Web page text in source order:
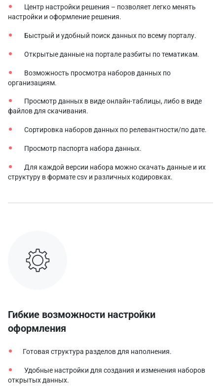
Центр настройки решения – позволяет легко менять
настройки и оформление решения.
Быстрый и удобный поиск данных по всему порталу.
Открытые данные на портале разбиты по тематикам.
Возможность просмотра наборов данных по
организациям.
Просмотр данных в виде онлайн-таблицы, либо в виде
файлов для скачивания.
Сортировка наборов данных по релевантности/по дате.
Просмотр паспорта набора данных.
Для каждой версии набора можно скачать данные и их
структуру в формате csv и различных кодировках.
Гибкие возможности настройки
оформления
Готовая структура разделов для наполнения.
Удобные настройки для создания и изменения наборов
открытых данных.